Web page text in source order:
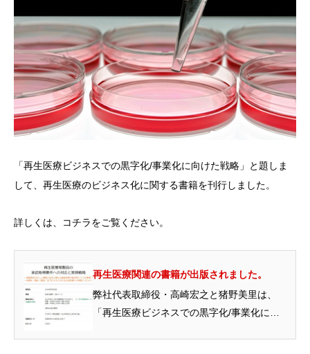
「再生医療ビジネスでの黒字化/事業化に向けた戦略」と題しま
して、再生医療のビジネス化に関する書籍を刊行しました。
詳しくは、コチラをご覧ください。
再生医療関連の書籍が出版されました。
弊社代表取締役・高崎宏之と猪野美里は、
「再生医療ビジネスでの黒字化/事業化に向